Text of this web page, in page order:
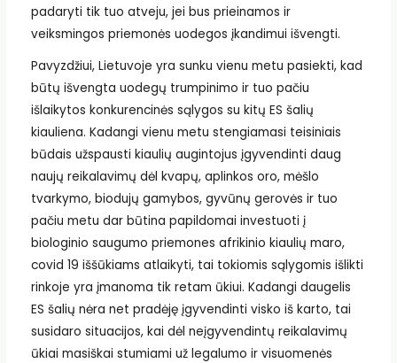
padaryti tik tuo atveju, jei bus prieinamos ir
veiksmingos priemonės uodegos įkandimui išvengti.
Pavyzdžiui, Lietuvoje yra sunku vienu metu pasiekti, kad
būtų išvengta uodegų trumpinimo ir tuo pačiu
išlaikytos konkurencinės sąlygos su kitų ES šalių
kiauliena. Kadangi vienu metu stengiamasi teisiniais
būdais užspausti kiaulių augintojus įgyvendinti daug
naujų reikalavimų dėl kvapų, aplinkos oro, mėšlo
tvarkymo, biodujų gamybos, gyvūnų gerovės ir tuo
pačiu metu dar būtina papildomai investuoti į
biologinio saugumo priemones afrikinio kiaulių maro,
covid 19 iššūkiams atlaikyti, tai tokiomis sąlygomis išlikti
rinkoje yra įmanoma tik retam ūkiui. Kadangi daugelis
ES šalių nėra net pradėję įgyvendinti visko iš karto, tai
susidaro situacijos, kai dėl neįgyvendintų reikalavimų
ūkiai masiškai stumiami už legalumo ir visuomenės